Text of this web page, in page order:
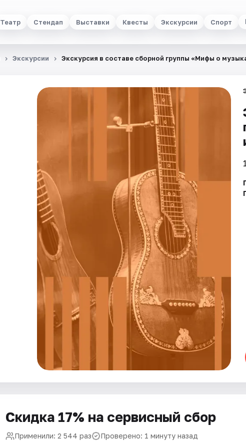
Театр Стендап Выставки Квесты Экскурсии Спорт
Экскурсии Экскурсия в составе сборной группы «Мифы о
Скидка 17% на сервисный сбор
Применили: 2 544 раз Проверено: 1 минуту назад